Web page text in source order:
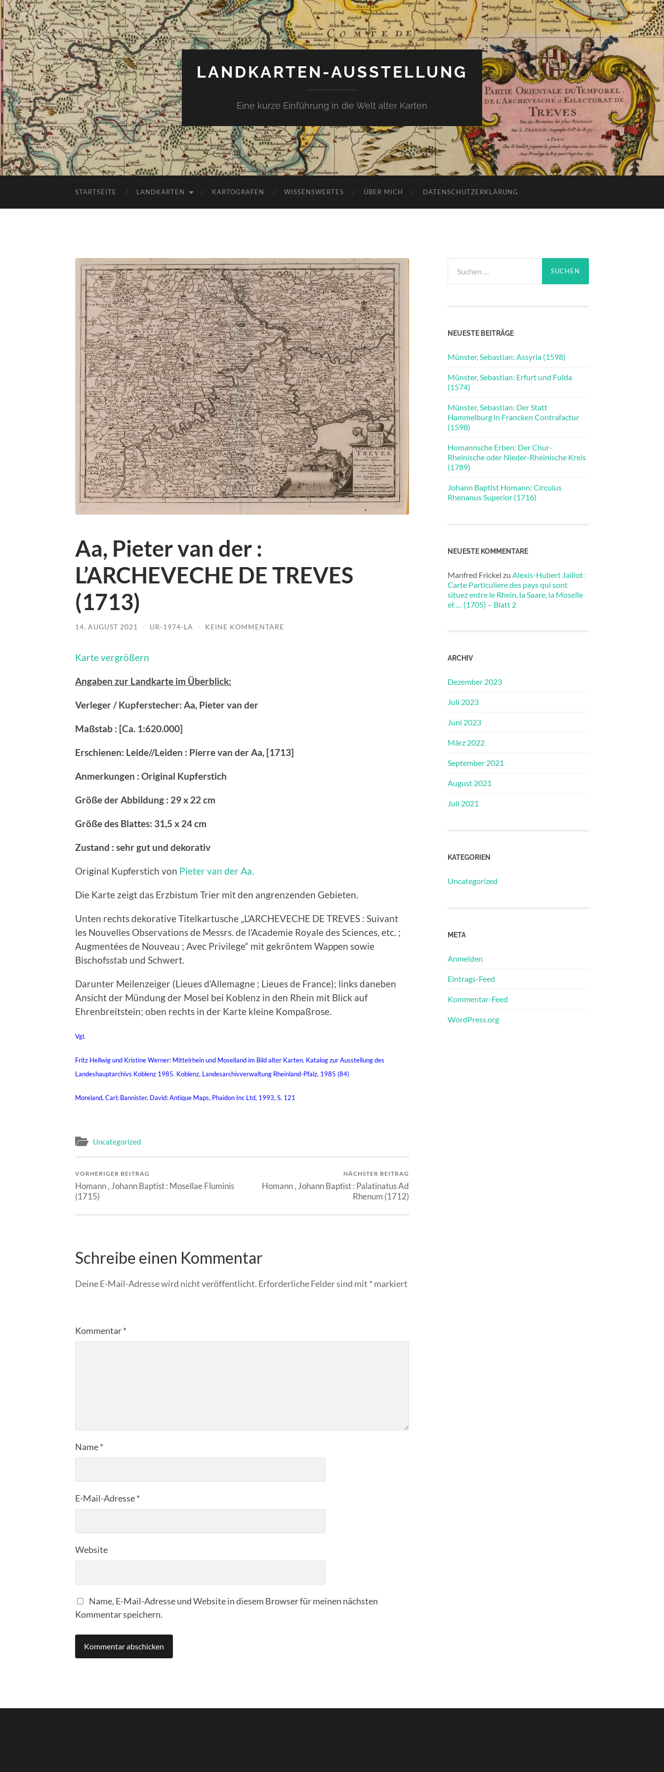
LANDKARTEN-AUSSTELLUNG
Eine kurze Einführung in die Welt alter Karten
STARTSEITE LANDKARTEN KARTOGRAFEN WISSENSWERTES ÜBER MICH DATENSCHUTZERKLÄRUNG
Aa, Pieter van der :
L’ARCHEVECHE DE TREVES
(1713)
14. AUGUST 2021 / UR-1974-LA / KEINE KOMMENTARE
Karte vergrößern
Angaben zur Landkarte im Überblick:
Verleger / Kupferstecher: Aa, Pieter van der
Maßstab : [Ca. 1:620.000]
Erschienen: Leide//Leiden : Pierre van der Aa, [1713]
Anmerkungen : Original Kupferstich
Größe der Abbildung : 29 x 22 cm
Größe des Blattes: 31,5 x 24 cm
Zustand : sehr gut und dekorativ
Original Kupferstich von Pieter van der Aa.
Die Karte zeigt das Erzbistum Trier mit den angrenzenden Gebieten.
Unten rechts dekorative Titelkartusche „L’ARCHEVECHE DE TREVES : Suivant
les Nouvelles Observations de Messrs. de l’Academie Royale des Sciences, etc. ;
Augmentées de Nouveau ; Avec Privilege“ mit gekröntem Wappen sowie
Bischofsstab und Schwert.
Darunter Meilenzeiger (Lieues d’Allemagne ; Lieues de France); links daneben
Ansicht der Mündung der Mosel bei Koblenz in den Rhein mit Blick auf
Ehrenbreitstein; oben rechts in der Karte kleine Kompaßrose.
Vgl.
Fritz Hellwig und Kristine Werner: Mittelrhein und Moselland im Bild alter Karten. Katalog zur Ausstellung des
Landeshauptarchivs Koblenz 1985. Koblenz, Landesarchivverwaltung Rheinland-Pfalz, 1985 (84)
Moreland, Carl; Bannister, David: Antique Maps, Phaidon Inc Ltd, 1993, S. 121
Uncategorized
VORHERIGER BEITRAG
Homann , Johann Baptist : Mosellae Fluminis
(1715)
NÄCHSTER BEITRAG
Homann , Johann Baptist : Palatinatus Ad
Rhenum (1712)
Schreibe einen Kommentar
Deine E-Mail-Adresse wird nicht veröffentlicht. Erforderliche Felder sind mit * markiert
Kommentar*
Name*
E-Mail-Adresse*
Website
Name, E-Mail-Adresse und Website in diesem Browser für meinen nächsten
Kommentar speichern.
nach:
NEUESTE BEITRÄGE
Münster, Sebastian: Assyria (1598)
Münster, Sebastian: Erfurt und Fulda
(1574)
Münster, Sebastian: Der Statt
Hammelburg in Francken Contrafactur
(1598)
Homannsche Erben: Der Chur-
Rheinische oder Nieder-Rheinische Kreis
(1789)
Johann Baptist Homann: Circulus
Rhenanus Superior (1716)
NEUESTE KOMMENTARE
Manfred Frickel zu Alexis-Hubert Jaillot :
Carte Particuliere des pays qui sont
situez entre le Rhein, la Saare, la Moselle
et … (1705) – Blatt 2
ARCHIV
Dezember 2023
Juli 2023
Juni 2023
März 2022
September 2021
August 2021
Juli 2021
KATEGORIEN
Uncategorized
META
Anmelden
Eintrags-Feed
Kommentar-Feed
WordPress.org